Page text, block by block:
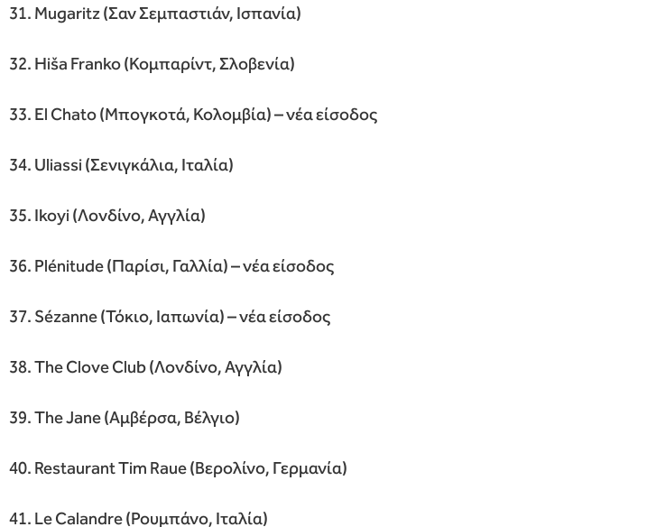
31. Mugaritz (Σαν Σεμπαστιάν, Ισπανία)
32. Hiša Franko (Κομπαρίντ, Σλοβενία)
33. El Chato (Μπογκοτά, Κολομβία) – νέα είσοδος
34. Uliassi (Σενιγκάλια, Ιταλία)
35. Ikoyi (Λονδίνο, Αγγλία)
36. Plénitude (Παρίσι, Γαλλία) – νέα είσοδος
37. Sézanne (Τόκιο, Ιαπωνία) – νέα είσοδος
38. The Clove Club (Λονδίνο, Αγγλία)
39. The Jane (Αμβέρσα, Βέλγιο)
40. Restaurant Tim Raue (Βερολίνο, Γερμανία)
41. Le Calandre (Ρουμπάνο, Ιταλία)